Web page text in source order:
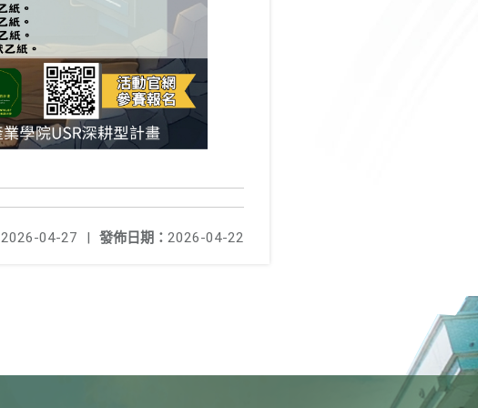
發佈日期： 2026-04-22
2026-04-27 |